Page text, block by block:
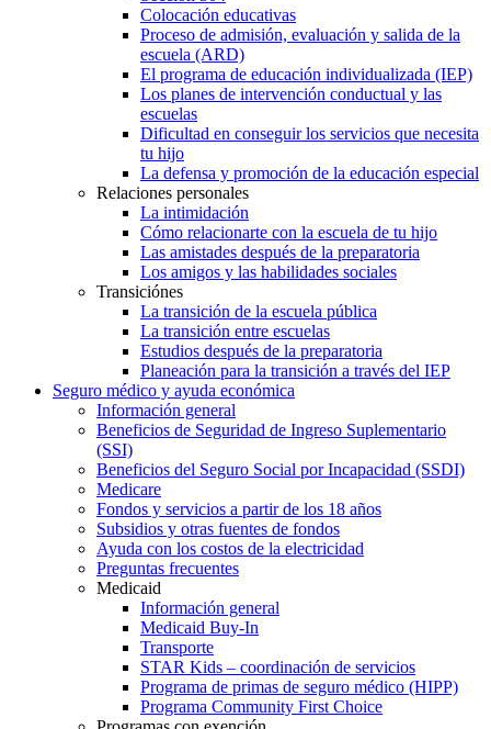
Colocación educativas
Proceso de admisión, evaluación y salida de la
escuela (ARD)
El programa de educación individualizada (IEP)
Los planes de intervención conductual y las
escuelas
Dificultad en conseguir los servicios que necesita
tu hijo
La defensa y promoción de la educación especial
Relaciones personales
La intimidación
Cómo relacionarte con la escuela de tu hijo
Las amistades después de la preparatoria
Los amigos y las habilidades sociales
Transiciónes
La transición de la escuela pública
La transición entre escuelas
Estudios después de la preparatoria
Planeación para la transición a través del IEP
Seguro médico y ayuda económica
Información general
Beneficios de Seguridad de Ingreso Suplementario
(SSI)
Beneficios del Seguro Social por Incapacidad (SSDI)
Medicare
Fondos y servicios a partir de los 18 años
Subsidios y otras fuentes de fondos
Ayuda con los costos de la electricidad
Preguntas frecuentes
Medicaid
Información general
Medicaid Buy-In
Transporte
STAR Kids – coordinación de servicios
Programa de primas de seguro médico (HIPP)
Programa Community First Choice